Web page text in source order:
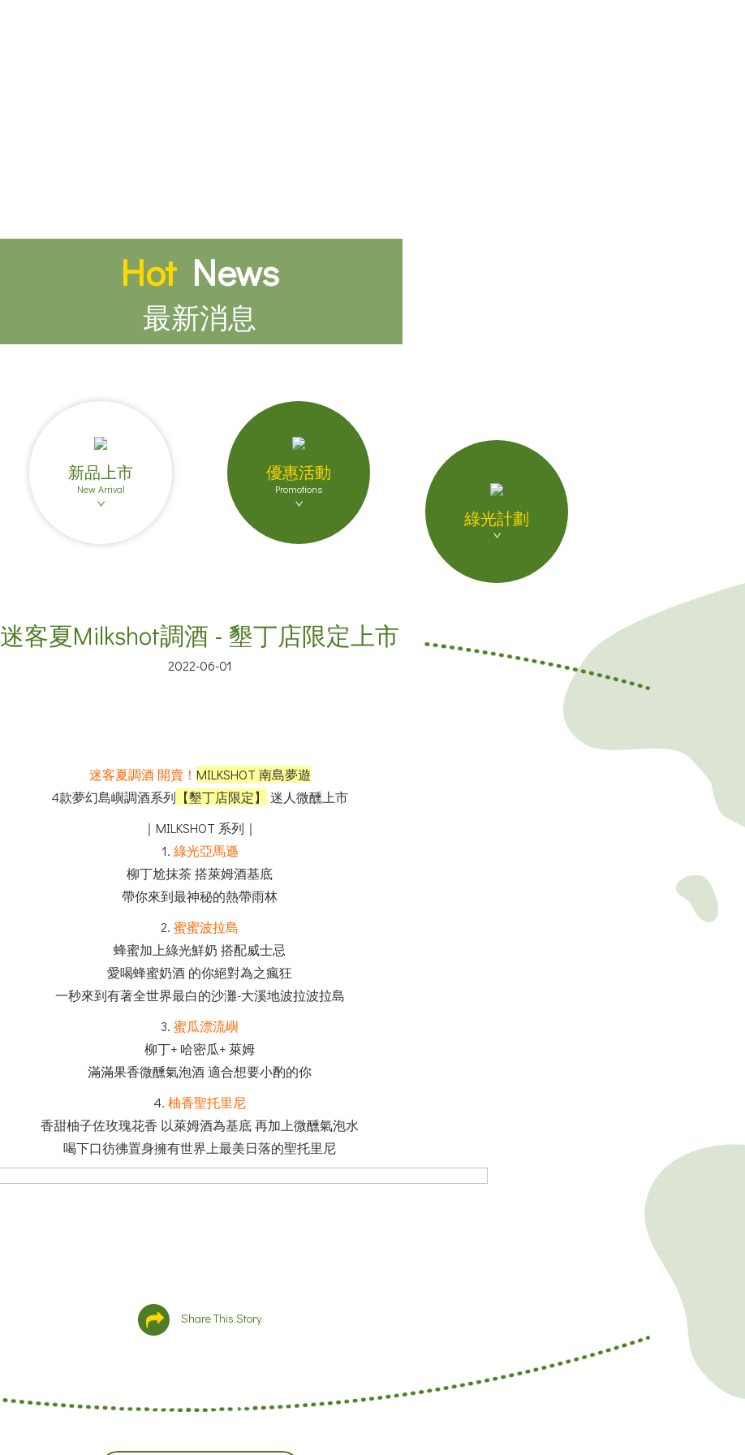
HotNews
最新消息
新品上市
New Arrival
優惠活動
Promotions
綠光計劃
迷客夏Milkshot調酒 - 墾丁店限定上市
2022-06-01
迷客夏調酒 開賣！ MILKSHOT 南島夢遊
4款夢幻島嶼調酒系列 【墾丁店限定】
迷人微醺上市
｜MILKSHOT 系列｜
1. 綠光亞馬遜
柳丁尬抹茶 搭萊姆酒基底
帶你來到最神秘的熱帶雨林
2. 蜜蜜波拉島
蜂蜜加上綠光鮮奶 搭配威士忌
愛喝蜂蜜奶酒 的你絕對為之瘋狂
一秒來到有著全世界最白的沙灘-大溪地波拉波拉島
3. 蜜瓜漂流嶼
柳丁+ 哈密瓜+ 萊姆
滿滿果香微醺氣泡酒 適合想要小酌的你
4. 柚香聖托里尼
香甜柚子佐玫瑰花香 以萊姆酒為基底 再加上微醺氣泡水
喝下口彷彿置身擁有世界上最美日落的聖托里尼
Share This Story